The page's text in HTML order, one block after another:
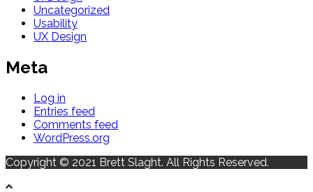
Uncategorized
Usability
UX Design
Meta
Log in
Entries feed
Comments feed
WordPress.org
Copyright © 2021 Brett Slaght. All Rights Reserved.